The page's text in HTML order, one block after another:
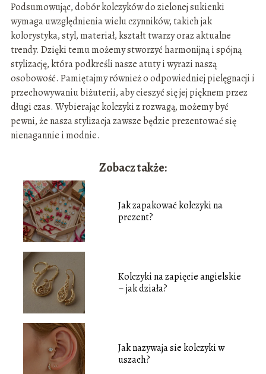
Podsumowując, dobór kolczyków do zielonej sukienki
wymaga uwzględnienia wielu czynników, takich jak
kolorystyka, styl, materiał, kształt twarzy oraz aktualne
trendy. Dzięki temu możemy stworzyć harmonijną i spójną
stylizację, która podkreśli nasze atuty i wyrazi naszą
osobowość. Pamiętajmy również o odpowiedniej pielęgnacji i
przechowywaniu biżuterii, aby cieszyć się jej pięknem przez
długi czas. Wybierając kolczyki z rozwagą, możemy być
pewni, że nasza stylizacja zawsze będzie prezentować się
nienagannie i modnie.
Zobacz także:
Jak zapakować kolczyki na
prezent?
Kolczyki na zapięcie angielskie
– jak działa?
Jak nazywaja sie kolczyki w
uszach?